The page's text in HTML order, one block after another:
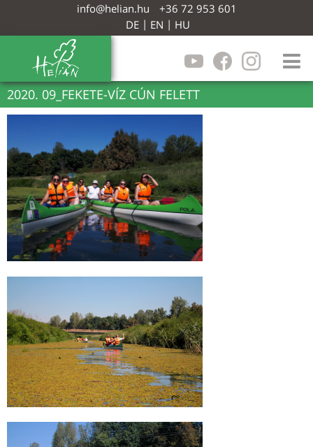
info@helian.hu
+36 72 953 601
DE | EN | HU
2020. 09_FEKETE-VÍZ CÚN FELETT